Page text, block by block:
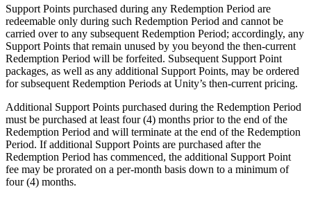
Support Points purchased during any Redemption Period are
redeemable only during such Redemption Period and cannot be
carried over to any subsequent Redemption Period; accordingly, any
Support Points that remain unused by you beyond the then-current
Redemption Period will be forfeited. Subsequent Support Point
packages, as well as any additional Support Points, may be ordered
for subsequent Redemption Periods at Unity’s then-current pricing.
Additional Support Points purchased during the Redemption Period
must be purchased at least four (4) months prior to the end of the
Redemption Period and will terminate at the end of the Redemption
Period. If additional Support Points are purchased after the
Redemption Period has commenced, the additional Support Point
fee may be prorated on a per-month basis down to a minimum of
four (4) months.